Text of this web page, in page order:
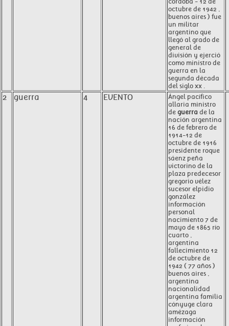
octubre de 1942 ,
buenos aires ) fue
un militar
argentino que
llegó al grado de
general de
división y ejerció
como ministro de
guerra en la
segunda década
del siglo xx .
2 guerra 4 EVENTO
Ángel pacífico
allaria ministro
de guerra de la
nación argentina
16 de febrero de
1914-12 de
octubre de 1916
presidente roque
sáenz peña
victorino de la
plaza predecesor
gregorio vélez
sucesor elpidio
gonzález
información
personal
nacimiento 7 de
mayo de 1865 río
cuarto ,
argentina
fallecimiento 12
de octubre de
1942 ( 77 años )
buenos aires ,
argentina
nacionalidad
argentina familia
cónyuge clara
amézaga
información